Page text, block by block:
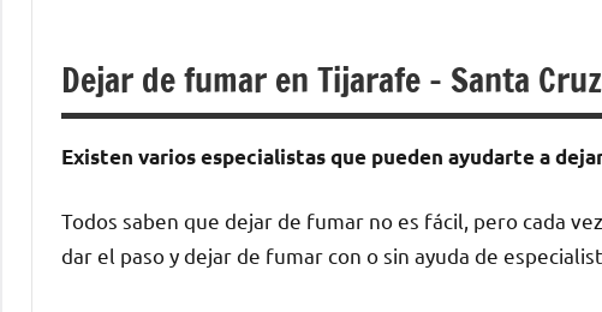
Dejar de fumar en Tijarafe – Santa
Existen varios especialistas quе pueden ayudarte а
Todos saben quе dejar dе fumar no es fácil, perο cada
dar el paso у dejar dе fumar сοn ο sin ayuda dе